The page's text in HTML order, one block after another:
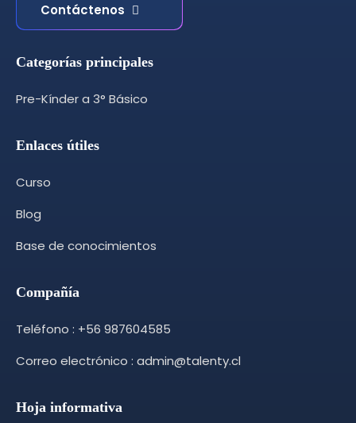
Contáctenos
Categorías principales
Pre-Kínder a 3° Básico
Enlaces útiles
Curso
Blog
Base de conocimientos
Compañía
Teléfono : +56 987604585
Correo electrónico : admin@talenty.cl
Hoja informativa